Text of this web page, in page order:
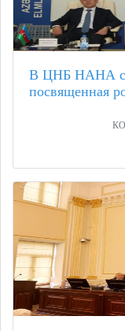
В ЦНБ НАНА
посвященная